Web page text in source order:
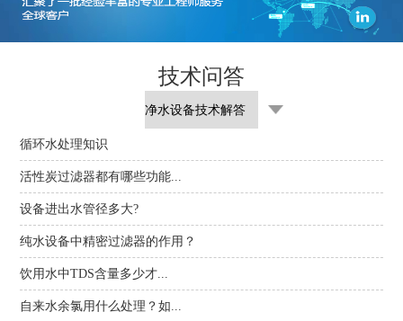
技术问答
循环水处理知识
活性炭过滤器都有哪些功能...
设备进出水管径多大?
纯水设备中精密过滤器的作用？
饮用水中TDS含量多少才...
自来水余氯用什么处理？如...